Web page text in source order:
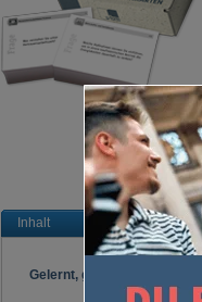
Inhalt
Gelernt, gewusst, geschafft!